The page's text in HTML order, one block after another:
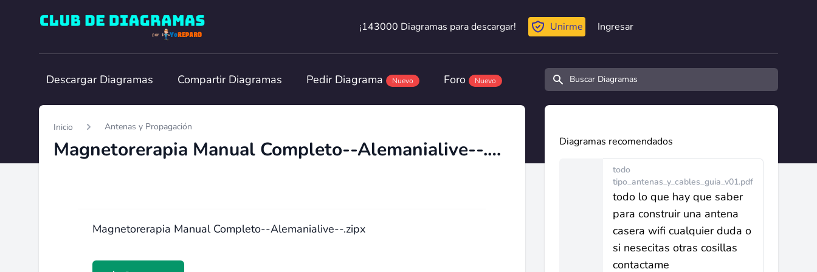
Club de Diagramas
¡143000 Diagramas para descargar!
¡143000 Diagramas para descargar! Unirme Ingresar
Descargar Diagramas Compartir Diagramas Pedir Diagrama Nuevo Foro Nuevo Buscar diagramas y manuales
Inicio Antenas y Propagación
Magnetorerapia Manual Completo--Alemanialive--.zipx
Magnetorerapia Manual Completo--Alemanialive--.zipx
Diagramas recomendados
todo
tipo_antenas_y_cables_guia_v01.pdf
todo lo que hay que saber
para construir una antena
casera wifi cualquier duda o
si nesecitas otras cosillas
contactame